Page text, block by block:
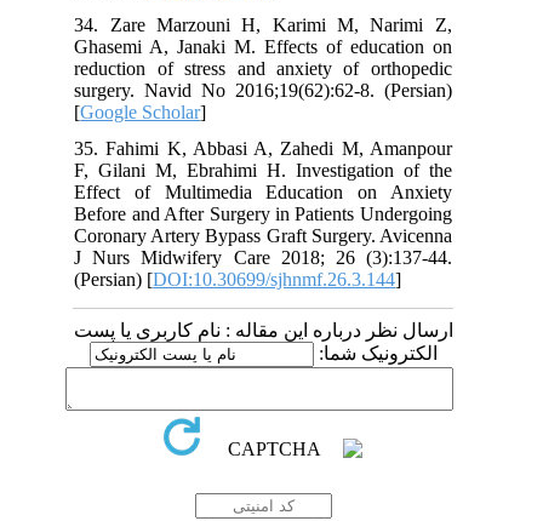
34. Zare Marzouni H, Karimi M, Narimi Z,
Ghasemi A, Janaki M. Effects of education on
reduction of stress and anxiety of orthopedic
surgery. Navid No 2016;19(62):62-8. (Persian)
[Google Scholar
35. Fahimi K, Abbasi A, Zahedi M, Amanpour
F, Gilani M, Ebrahimi H. Investigation of the
Effect of Multimedia Education on Anxiety
Before and After Surgery in Patients Undergoing
Coronary Artery Bypass Graft Surgery. Avicenna
J Nurs Midwifery Care 2018; 26 (3):137-44.
(Persian) [DOI:10.30699/sjhnmf.26.3.144
ارسال نظر درباره این مقاله : نام کاربری یا پست
الکترونیک شما: